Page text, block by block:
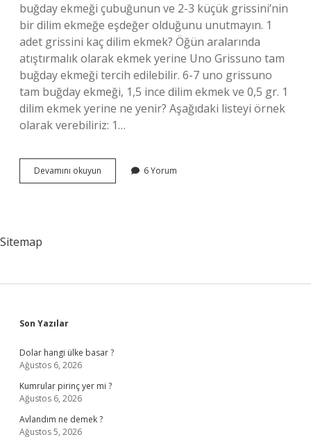
buğday ekmeği çubuğunun ve 2-3 küçük grissini’nin
bir dilim ekmeğe eşdeğer olduğunu unutmayın. 1
adet grissini kaç dilim ekmek? Öğün aralarında
atıştırmalık olarak ekmek yerine Uno Grissuno tam
buğday ekmeği tercih edilebilir. 6-7 uno grissuno
tam buğday ekmeği, 1,5 ince dilim ekmek ve 0,5 gr. 1
dilim ekmek yerine ne yenir? Aşağıdaki listeyi örnek
olarak verebiliriz: 1…
Devamını okuyun
Adet
6 Yorum
Sitemap
Sidebar
Son Yazılar
Dolar hangi ülke basar ?
Ağustos 6, 2026
Kumrular pirinç yer mi ?
Ağustos 6, 2026
Avlandım ne demek ?
Ağustos 5, 2026